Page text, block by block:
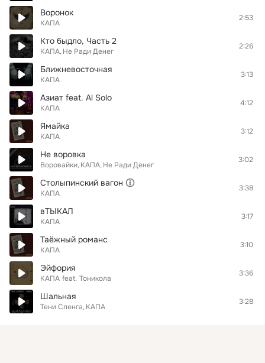
Воронок
КАПА
2:53
Кто быдло, Часть 2
КАПА Не Ради Денег
2:26
Ближневосточная
КАПА
3:13
Азиат feat. Al Solo
КАПА
4:12
Ямайка
КАПА
3:12
Не воровка
Воровайки КАПА Не Ради Денег
3:02
Столыпинский вагон
КАПА
3:38
вТЫКАЛ
КАПА
3:17
Таёжный романс
КАПА
3:10
Эйфория
КАПА feat. Тоникола
3:36
Шальная
Тени Сленга КАПА
3:28